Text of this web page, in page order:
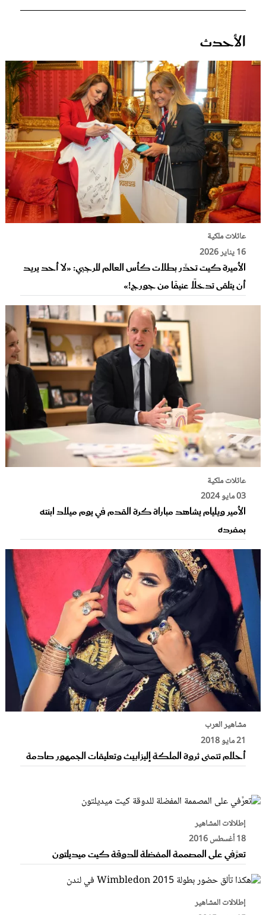
الأحدث
عائلات ملكية
16 يناير 2026
الأميرة كيت تحذّر بطلات كأس العالم للرجبي: «لا أحد يريد
أن يتلقى تدخلًا عنيفًا من جورج!»
عائلات ملكية
03 مايو 2024
الأمير ويليام يشاهد مباراة كرة القدم في يوم ميلاد ابنته
بمفرده
مشاهير العرب
21 مايو 2018
أحلام تتمنى ثروة الملكة إليزابيث وتعليقات الجمهور صادمة
إطلالات المشاهير
18 أغسطس 2016
تعرَّفي على المصممة المفضلة للدوقة كيت ميديلتون
إطلالات المشاهير
غلاف رفمي